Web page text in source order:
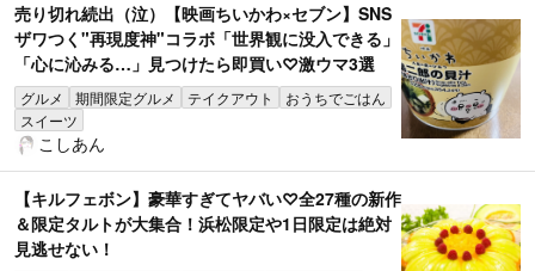
売り切れ続出（泣）【映画ちいかわ×セブン】SNS
ザワつく"再現度神"コラボ「世界観に没入できる」
「心に沁みる…」見つけたら即買い♡激ウマ3選
グルメ 期間限定グルメ テイクアウト
おうちでごはん
スイーツ
こしあん
【キルフェボン】豪華すぎてヤバい♡全27種の新作
＆限定タルトが大集合！浜松限定や1日限定は絶対
見逃せない！